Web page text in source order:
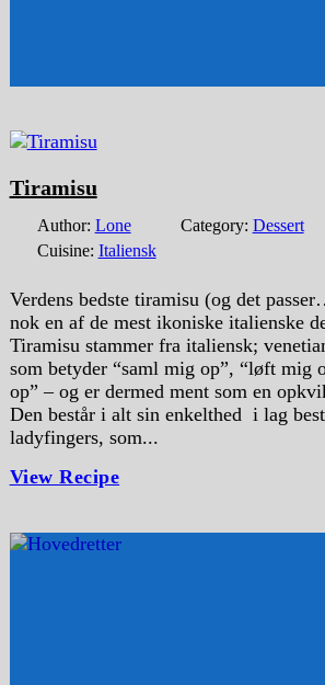
Tiramisu
Author: Lone Category: Dessert
Cuisine: Italiensk
Verdens bedste tiramisu (og det
nok en af de mest ikoniske italienske
Tiramisu stammer fra italiensk;
som betyder “saml mig op”, “løft mig
op” – og er dermed ment som en
Den består i alt sin enkelthed i lag
ladyfingers, som...
View Recipe